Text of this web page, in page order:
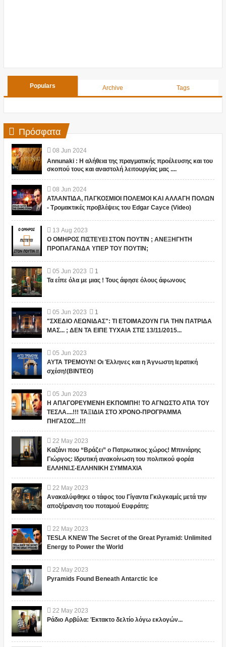
Populars Archive Tags
Πρόσφατα
08 Jun 2024
Annunaki : Η αλήθεια της πραγματικής προέλευσης και του
σκοπού τους και αναστολή λειτουργίας μας ....
08 Jun 2024
ΑΤΛΑΝΤΙΔΑ, ΠΑΓΚΟΣΜΙΟΙ ΠΟΛΕΜΟΙ ΚΑΙ ΑΛΛΑΓΗ ΠΟΛΩΝ
- Τρομακτικές προβλέψεις του Edgar Cayce (Video)
13 Aug 2023
Ο ΟΜΗΡΟΣ ΠΙΣΤΕΥΕΙ ΣΤΟΝ ΠΟΥΤΙΝ ; ΑΝΕΞΗΓΗΤΗ
ΠΡΟΠΑΓΑΝΔΑ ΥΠΕΡ ΤΟΥ ΠΟΥΤΙΝ;
05 Jun 2023
1
Τα είπε όλα με μιας ! Τους άφησε όλους άφωνους
05 Jun 2023
1
"ΣΧΕΔΙΟ ΛΕΩΝΙΔΑΣ": ΤΙ ΕΤΟΙΜΑΖΟΥΝ ΓΙΑ ΤΗΝ ΠΑΤΡΙΔΑ
ΜΑΣ... ; ΔΕΝ ΤΑ ΕΙΠΕ ΤΥΧΑΙΑ ΣΤΙΣ 13/11/2015...
05 Jun 2023
ΑΥΤΑ ΤΡΕΜΟΥΝ! Οι Έλληνες και η Άγνωστη Ιερατική
σχέση!(ΒΙΝΤΕΟ)
05 Jun 2023
Η ΑΠΑΓΟΡΕΥΜΕΝΗ ΕΚΠΟΜΠΗ! ΤΟ ΑΓΝΩΣΤΟ ΑΤΙΑ ΤΟΥ
ΤΕΣΛΑ....!!! ΤΑΞΙΔΙΑ ΣΤΟ ΧΡΟΝΟ-ΠΡΟΓΡΑΜΜΑ
ΠΗΓΑΣΟΣ...!!!
22 May 2023
Καζάνι που “Βράζει” ο Πατριωτικος χώρος! Μπινιάρης
Γιώργος: Ιδρυτική ανακοίνωση του πολιτικού φορέα
ΕΛΛΗΝΙ.Σ-ΕΛΛΗΝΙΚΗ ΣΥΜΜΑΧΙΑ
22 May 2023
Ανακαλύφθηκε ο τάφος του Γίγαντα Γκιλγκαμές μετά την
αποξήρανση του ποταμού Ευφράτη;
22 May 2023
TESLA KNEW The Secret of the Great Pyramid: Unlimited
Energy to Power the World
22 May 2023
Pyramids Found Beneath Antarctic Ice
22 May 2023
Ράδιο Αρβύλα: Έκτακτο δελτίο λόγω εκλογών...